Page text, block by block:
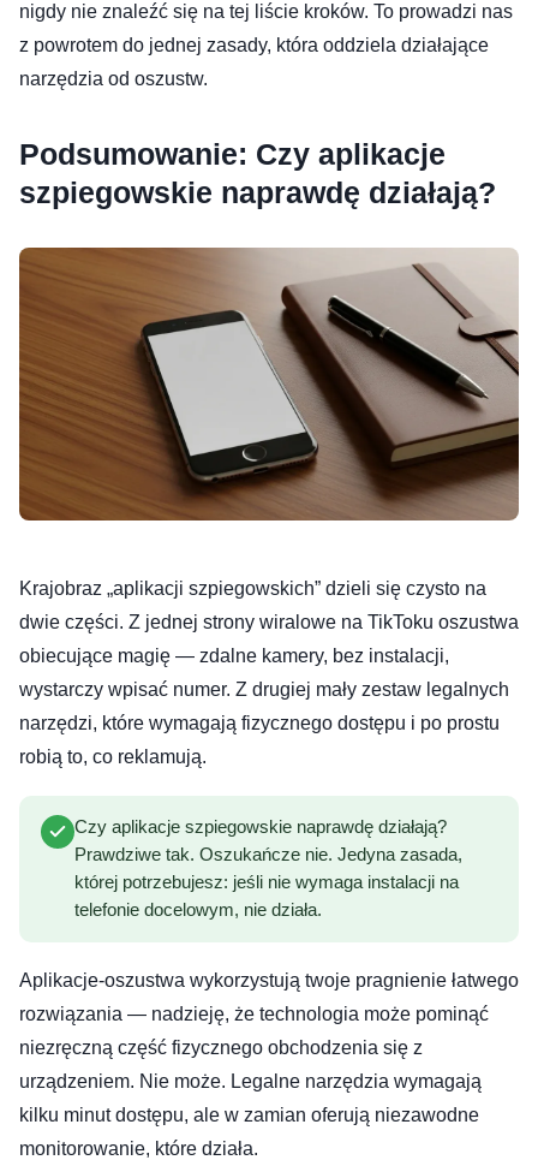
nigdy nie znaleźć się na tej liście kroków. To prowadzi nas
z powrotem do jednej zasady, która oddziela działające
narzędzia od oszustw.
Podsumowanie: Czy aplikacje
szpiegowskie naprawdę działają?
Krajobraz „aplikacji szpiegowskich” dzieli się czysto na
dwie części. Z jednej strony wiralowe na TikToku oszustwa
obiecujące magię — zdalne kamery, bez instalacji,
wystarczy wpisać numer. Z drugiej mały zestaw legalnych
narzędzi, które wymagają fizycznego dostępu i po prostu
robią to, co reklamują.
Czy aplikacje szpiegowskie naprawdę działają?
Prawdziwe tak. Oszukańcze nie. Jedyna zasada,
której potrzebujesz: jeśli nie wymaga instalacji na
telefonie docelowym, nie działa.
Aplikacje-oszustwa wykorzystują twoje pragnienie łatwego
rozwiązania — nadzieję, że technologia może pominąć
niezręczną część fizycznego obchodzenia się z
urządzeniem. Nie może. Legalne narzędzia wymagają
kilku minut dostępu, ale w zamian oferują niezawodne
monitorowanie, które działa.